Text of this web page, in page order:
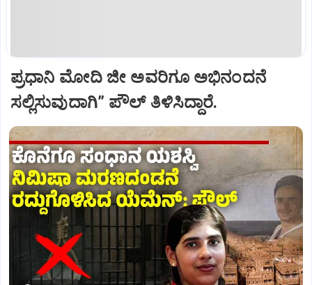
ಪ್ರಧಾನಿ ಮೋದಿ ಜೀ ಅವರಿಗೂ ಅಭಿನಂದನೆ
ಸಲ್ಲಿಸುವುದಾಗಿ” ಪೌಲ್‌ ತಿಳಿಸಿದ್ದಾರೆ.